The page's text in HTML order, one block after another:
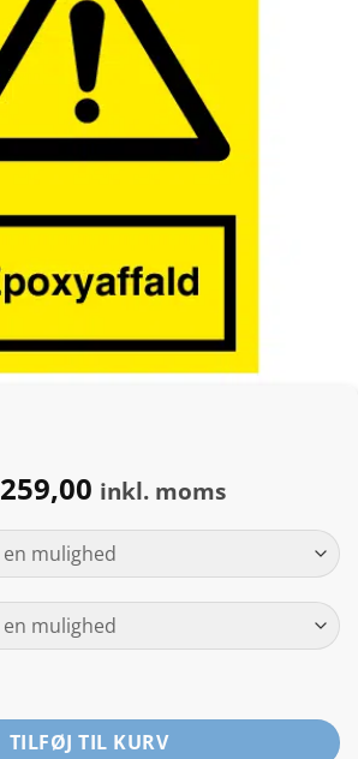
259,00 Prisinterval:
til
kr.259,00
inkl. moms
TILFØJ TIL KURV